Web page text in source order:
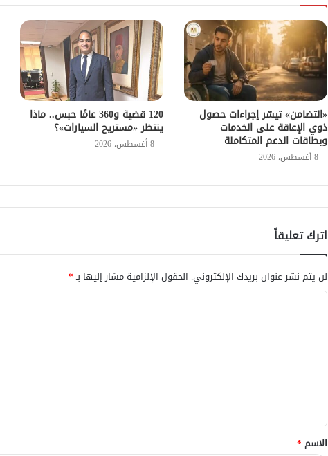
«التضامن» تيسّر إجراءات حصول
ذوي الإعاقة على الخدمات
وبطاقات الدعم المتكاملة
8 أغسطس، 2026
120 قضية و360 عامًا حبس.. ماذا
ينتظر «مستريح السيارات»؟
8 أغسطس، 2026
اترك تعليقاً
لن يتم نشر عنوان بريدك الإلكتروني. الحقول الإلزامية مشار إليها بـ*
ق
*
الاسم *